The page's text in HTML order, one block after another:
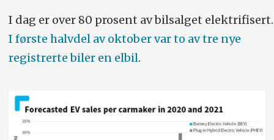
I dag er over 80 prosent av bilsalget elektrifisert.
I første halvdel av oktober var to av tre nye
registrerte biler en elbil.